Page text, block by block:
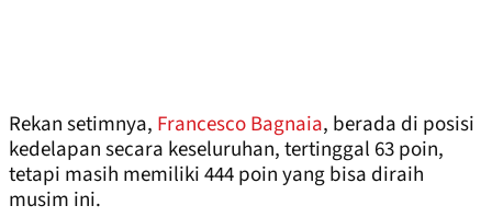
Rekan setimnya, Francesco Bagnaia, berada di posisi
kedelapan secara keseluruhan, tertinggal 63 poin,
tetapi masih memiliki 444 poin yang bisa diraih
musim ini.